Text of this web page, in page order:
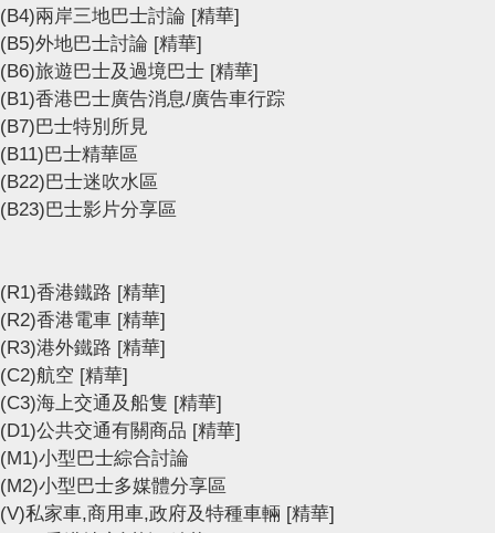
(B4)兩岸三地巴士討論 [精華]
(B5)外地巴士討論 [精華]
(B6)旅遊巴士及過境巴士 [精華]
(B1)香港巴士廣告消息/廣告車行踪
(B7)巴士特別所見
(B11)巴士精華區
(B22)巴士迷吹水區
(B23)巴士影片分享區
(R1)香港鐵路 [精華]
(R2)香港電車 [精華]
(R3)港外鐵路 [精華]
(C2)航空 [精華]
(C3)海上交通及船隻 [精華]
(D1)公共交通有關商品 [精華]
(M1)小型巴士綜合討論
(M2)小型巴士多媒體分享區
(V)私家車,商用車,政府及特種車輛 [精華]